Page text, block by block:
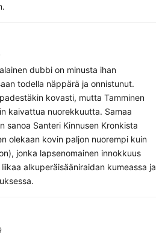
dubbi on minusta ihan
todella näppärä ja onnistunut.
kovasti, mutta Tamminen
kaivattua nuorekkuutta. Samaa
sanoa Santeri Kinnusen Kronkista
olekaan kovin paljon nuorempi kuin
jonka lapsenomainen innokkuus
alkuperäisääniraidan kumeassa ja